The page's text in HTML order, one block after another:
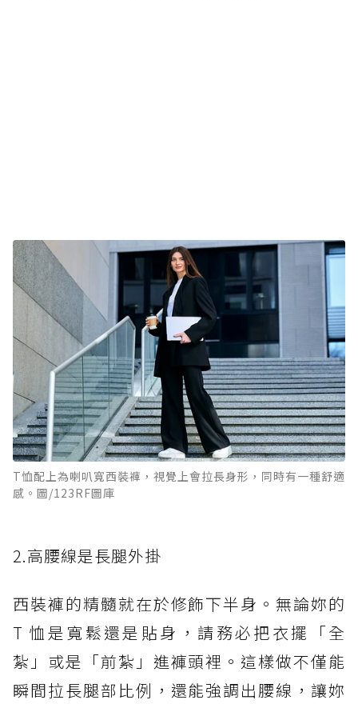
T恤配上為喇叭寬西裝褲，視覺上會拉長身形，同時有一種舒適
感。圖/123RF圖庫
2.高腰線是長腿外掛
西裝褲的精髓就在於修飾下半身。無論妳的
T 恤是寬鬆還是貼身，請務必把衣擺「全
紮」或是「前紮」進褲頭裡。這樣做不僅能
瞬間拉長腿部比例，還能強調出腰線，讓妳